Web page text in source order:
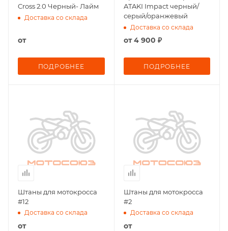
Cross 2.0 Черный- Лайм
Доставка со склада
от
ПОДРОБНЕЕ
ATAKI Impact черный/
серый/оранжевый
Доставка со склада
от4 900 ₽
ПОДРОБНЕЕ
Штаны для мотокросса
#12
Доставка со склада
от
Штаны для мотокросса
#2
Доставка со склада
от